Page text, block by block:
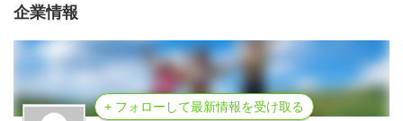
企業情報
+ フォローして最新情報を受け取る